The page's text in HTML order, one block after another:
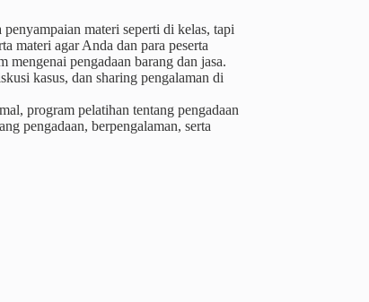
materi seperti di kelas, tapi
materi agar Anda dan para peserta
mengenai pengadaan barang dan jasa.
kasus, dan sharing pengalaman di
program pelatihan tentang pengadaan
pengadaan, berpengalaman, serta